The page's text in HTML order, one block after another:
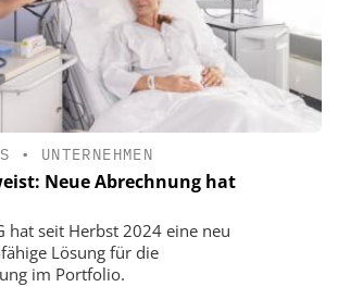
• UNTERNEHMEN
Neue Abrechnung hat
hat seit Herbst 2024 eine neu
Lösung für die
im Portfolio.